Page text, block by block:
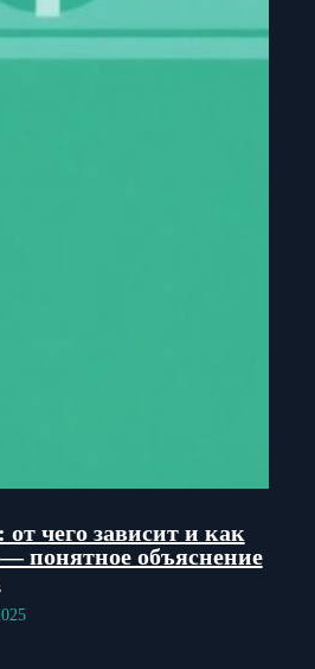
чего зависит и как
понятное объяснение